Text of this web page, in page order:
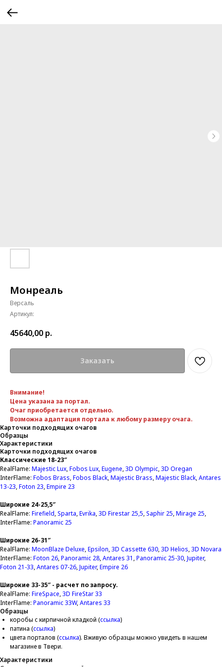
Монреаль
Версаль
Артикул:
45640,00 р.
Заказать
Внимание!
Цена указана за портал.
Очаг приобретается отдельно.
Возможна адаптация портала к любому размеру очага.
Карточки подходящих очагов
Образцы
Характеристики
Карточки подходящих очагов
Классические 18-23″
RealFlame: Majestic Lux,Fobos Lux,Eugene,3D Olympic,3D Oregan
InterFlame: Fobos Brass,Fobos Black,Majestic Brass,Majestic Black,Antares
13-23,Foton 23,Empire 23
Широкие 24-25,5″
RealFlame: Firefield,Sparta,Evrika,3D Firestar 25,5,Saphir 25,Mirage 25,
InterFlame: Panoramic 25
Широкие 26-31″
RealFlame: MoonBlaze Deluxe,Epsilon,3D Cassette 630,3D Helios,3D Novara
InterFlame: Foton 26,Panoramiс 28,Antares 31 ,Panoramic 25-30,Jupiter,
Foton 21-33,Antares 07-26,Jupiter,Empire 26
Широкие 33-35″ - расчет по запросу.
RealFlame: FireSpace,3D FireStar 33
InterFlame: Panoramic 33W,Antares 33
Образцы
коробы с кирпичной кладкой (ссылка)
патина (ссылка)
цвета порталов (ссылка). Вживую образцы можно увидеть в нашем
магазине в Твери.
Характеристики